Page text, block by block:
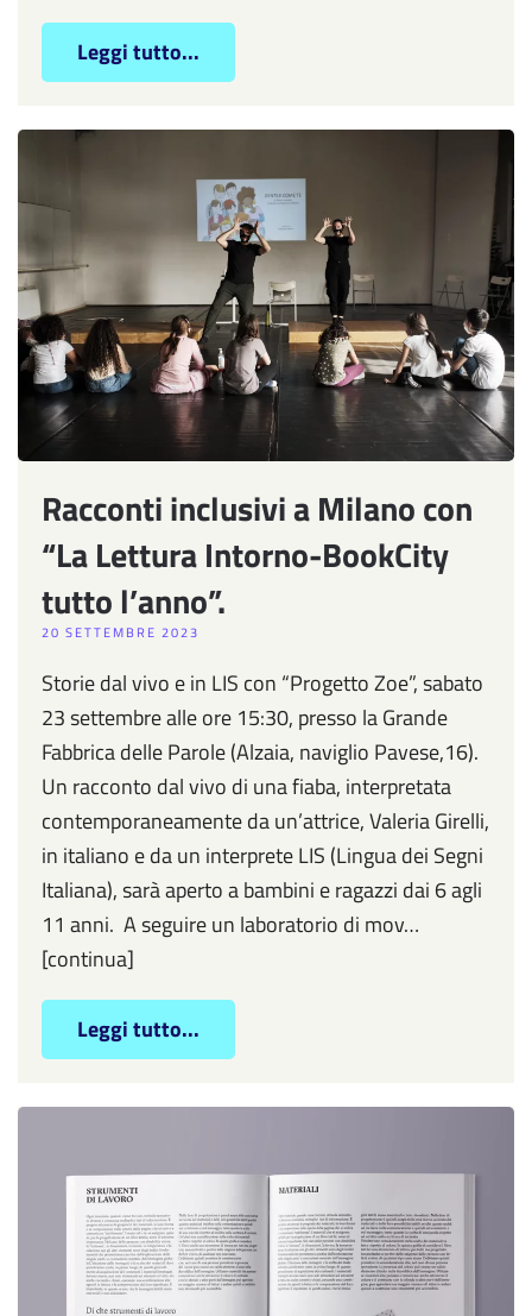
Leggi tutto...
Racconti inclusivi a Milano con
“La Lettura Intorno-BookCity
tutto l’anno”.
20 SETTEMBRE 2023
Storie dal vivo e in LIS con “Progetto Zoe”, sabato
23 settembre alle ore 15:30, presso la Grande
Fabbrica delle Parole (Alzaia, naviglio Pavese,16).
Un racconto dal vivo di una fiaba, interpretata
contemporaneamente da un’attrice, Valeria Girelli,
in italiano e da un interprete LIS (Lingua dei Segni
Italiana), sarà aperto a bambini e ragazzi dai 6 agli
11 anni. A seguire un laboratorio di mov…
[continua]
Leggi tutto...